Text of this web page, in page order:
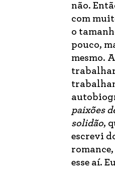
não.
com
o
pouco,
mesmo.
paixões
solidão,
escrevi
esse aí.